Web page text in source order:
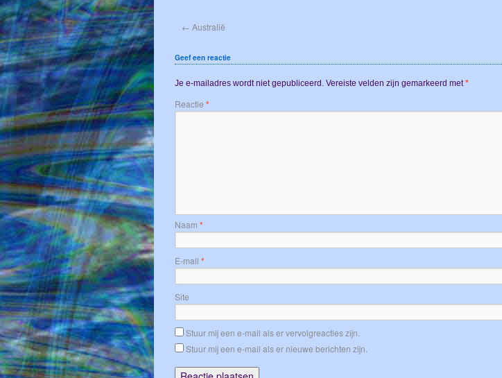
← Australië
Geef een reactie
Je e-mailadres wordt niet gepubliceerd. Vereiste velden zijn gemarkeerd met *
Reactie *
Naam *
E-mail *
Site
Stuur mij een e-mail als er vervolgreacties zijn.
Stuur mij een e-mail als er nieuwe berichten zijn.